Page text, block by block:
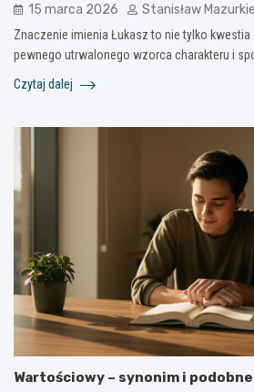
15 marca 2026 Stanisław
Znaczenie imienia Łukasz to nie tylko
pewnego utrwalonego wzorca charakteru i
Czytaj dalej
Wartościowy – synonim i